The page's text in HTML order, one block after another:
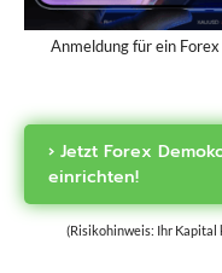
Anmeldung für ein
› Jetzt Forex
einrichten!
(Risikohinweis: Ihr Kapital